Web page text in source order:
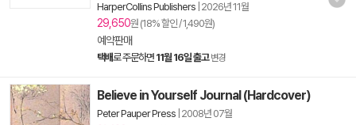
HarperCollins Publishers 2026년 11월
29,650원 (18% 할인 / 1,490원)
예약판매
택배로 주문하면 11월 16일 출고 변경
Believe in Yourself Journal (Hardcover)
Peter Pauper Press 2008년 07월